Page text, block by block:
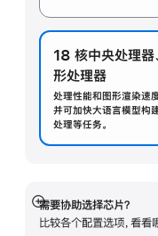
18 核中央处理器、
形处理器
处理性能和图形渲染速
并可加快大语言模型构
处理等任务。
需要协助选择芯片？
比较各个配置选项，看看
展
开